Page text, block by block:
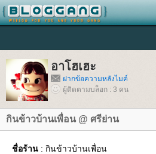
อาโฮเฮะ
ฝากข้อความหลังไมค์
ผู้ติดตามบล็อก : 3 คน
กินข้าวบ้านเพื่อน @ ศรีย่าน
ชื่อร้าน : กินข้าวบ้านเพื่อน